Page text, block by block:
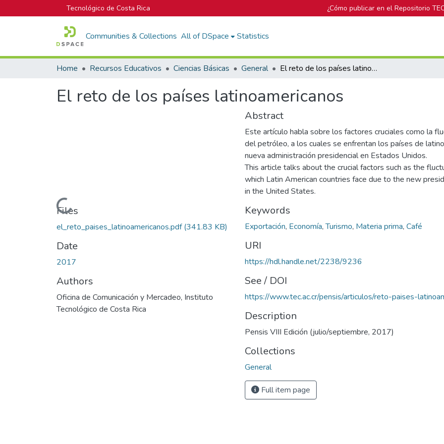
Tecnológico de Costa Rica ¿Cómo publicar en el Repositorio
Communities & Collections All of DSpace Statistics
Home Recursos Educativos Ciencias Básicas General El reto de los países latinoamericanos
El reto de los países latinoamericanos
Loading...
Files
el_reto_paises_latinoamericanos.pdf(341.83 KB)
Date
2017
Authors
Oficina de Comunicación y Mercadeo, Instituto
Tecnológico de Costa Rica
Abstract
Este artículo habla sobre los factores cruciales como la
del petróleo, a los cuales se enfrentan los países de
nueva administración presidencial en Estados Unidos.
This article talks about the crucial factors such as the
which Latin American countries face due to the new
in the United States.
Keywords
Exportación, Economía,Turismo, Materia prima, Café
URI
https://hdl.handle.net/2238/9236
See / DOI
https://www.tec.ac.cr/pensis/articulos/reto-paises-
Description
Pensis VIII Edición (julio/septiembre, 2017)
Collections
General
Full item page